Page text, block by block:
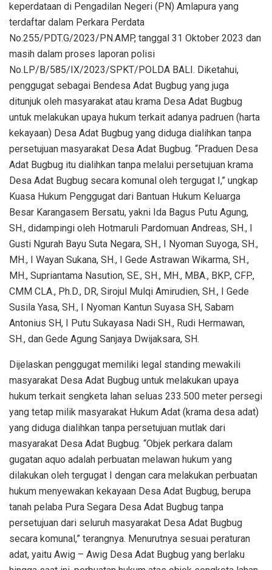
keperdataan di Pengadilan Negeri (PN) Amlapura yang
terdaftar dalam Perkara Perdata
No.255/PDT.G/2023/PN.AMP, tanggal 31 Oktober 2023 dan
masih dalam proses laporan polisi
No.LP/B/585/IX/2023/SPKT/POLDA BALI. Diketahui,
penggugat sebagai Bendesa Adat Bugbug yang juga
ditunjuk oleh masyarakat atau krama Desa Adat Bugbug
untuk melakukan upaya hukum terkait adanya padruen (harta
kekayaan) Desa Adat Bugbug yang diduga dialihkan tanpa
persetujuan masyarakat Desa Adat Bugbug. “Praduen Desa
Adat Bugbug itu dialihkan tanpa melalui persetujuan krama
Desa Adat Bugbug secara komunal oleh tergugat I,” ungkap
Kuasa Hukum Penggugat dari Bantuan Hukum Keluarga
Besar Karangasem Bersatu, yakni Ida Bagus Putu Agung,
SH., didampingi oleh Hotmaruli Pardomuan Andreas, SH., I
Gusti Ngurah Bayu Suta Negara, SH., I Nyoman Suyoga, SH.,
MH., I Wayan Sukana, SH., I Gede Astrawan Wikarma, SH.,
MH., Supriantama Nasution, SE., SH., MH., MBA., BKP., CFP.,
CMM CLA., Ph.D., DR, Sirojul Mulqi Amirudien, SH., I Gede
Susila Yasa, SH., I Nyoman Kantun Suyasa SH, Sabam
Antonius SH, I Putu Sukayasa Nadi SH., Rudi Hermawan,
SH., dan Gede Agung Sanjaya Dwijaksara, SH.
Dijelaskan penggugat memiliki legal standing mewakili
masyarakat Desa Adat Bugbug untuk melakukan upaya
hukum terkait sengketa lahan seluas 233.500 meter persegi
yang tetap milik masyarakat Hukum Adat (krama desa adat)
yang diduga dialihkan tanpa persetujuan mutlak dari
masyarakat Desa Adat Bugbug. “Objek perkara dalam
gugatan aquo adalah perbuatan melawan hukum yang
dilakukan oleh tergugat I dengan cara melakukan perbuatan
hukum menyewakan kekayaan Desa Adat Bugbug, berupa
tanah pelaba Pura Segara Desa Adat Bugbug tanpa
persetujuan dari seluruh masyarakat Desa Adat Bugbug
secara komunal,” terangnya. Menurutnya sesuai peraturan
adat, yaitu Awig – Awig Desa Adat Bugbug yang berlaku